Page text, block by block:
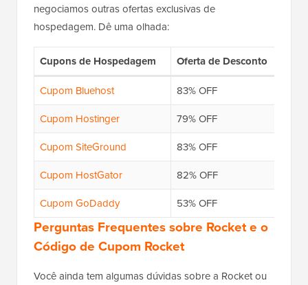
negociamos outras ofertas exclusivas de
hospedagem. Dê uma olhada:
Cupons de Hospedagem
Oferta de Desconto
Cupom Bluehost
83% OFF
Cupom Hostinger
79% OFF
Cupom SiteGround
83% OFF
Cupom HostGator
82% OFF
Cupom GoDaddy
53% OFF
Perguntas Frequentes sobre Rocket e o
Código de Cupom Rocket
Você ainda tem algumas dúvidas sobre a Rocket ou